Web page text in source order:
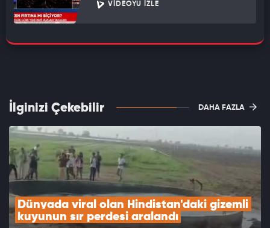
VIDEOYU İZLE
İlginizi Çekebilir DAHA FAZLA
Dünyada viral olan Hindistan'daki gizemli
kuyunun sır perdesi aralandı